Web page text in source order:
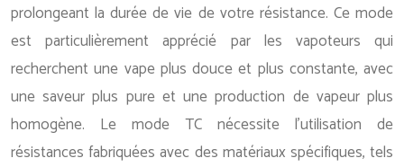
prolongeant la durée de vie de votre résistance. Ce mode
est particulièrement apprécié par les vapoteurs qui
recherchent une vape plus douce et plus constante, avec
une saveur plus pure et une production de vapeur plus
homogène. Le mode TC nécessite l’utilisation de
résistances fabriquées avec des matériaux spécifiques, tels